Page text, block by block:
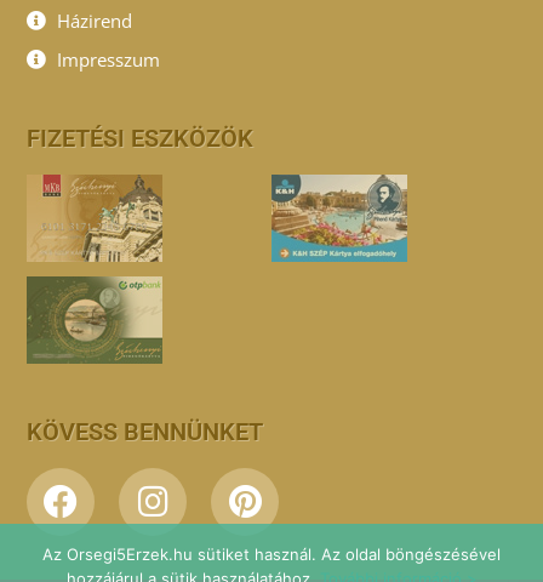
Házirend
Impresszum
FIZETÉSI ESZKÖZÖK
KÖVESS BENNÜNKET
Az Orsegi5Erzek.hu sütiket használ. Az oldal böngészésével